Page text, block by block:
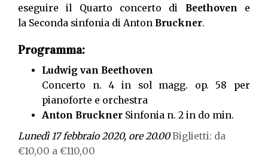
eseguire il Quarto concerto di Beethoven e
la Seconda sinfonia di Anton Bruckner.
Programma:
Ludwig van Beethoven
Concerto n. 4 in sol magg. op. 58 per
pianoforte e orchestra
Anton Bruckner Sinfonia n. 2 in do min.
Lunedì 17 febbraio 2020, ore 20.00Biglietti: da
€10,00 a €110,00